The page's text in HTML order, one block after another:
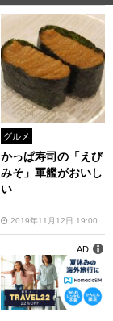
グルメ
かっぱ寿司の「えび
みそ」軍艦がおいし
い
2019年11月12日 19:00
AD